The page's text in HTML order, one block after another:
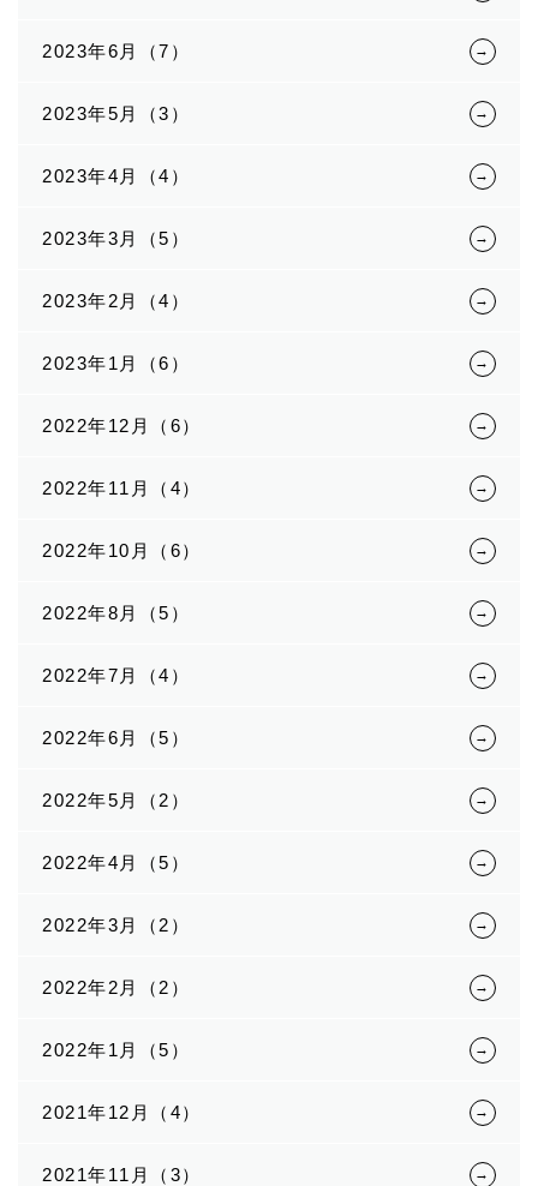
2023年6月（7）
2023年5月（3）
2023年4月（4）
2023年3月（5）
2023年2月（4）
2023年1月（6）
2022年12月（6）
2022年11月（4）
2022年10月（6）
2022年8月（5）
2022年7月（4）
2022年6月（5）
2022年5月（2）
2022年4月（5）
2022年3月（2）
2022年2月（2）
2022年1月（5）
2021年12月（4）
2021年11月（3）